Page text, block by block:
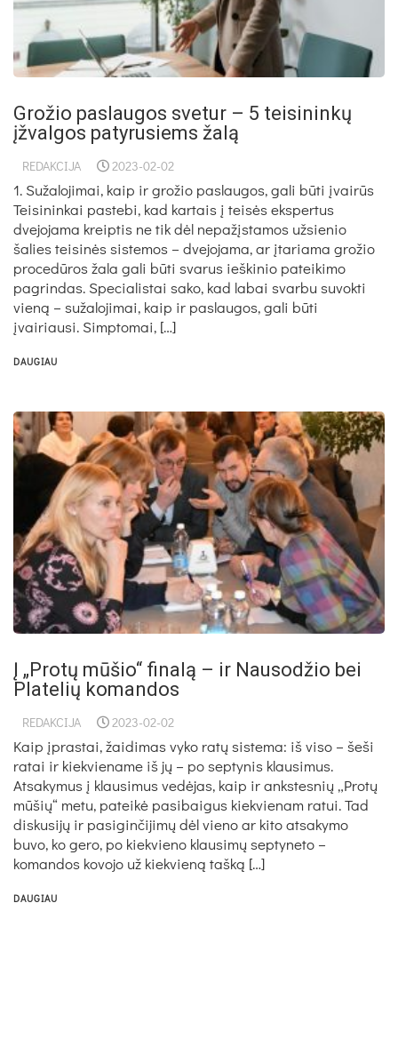
Grožio paslaugos svetur – 5 teisininkų
įžvalgos patyrusiems žalą
REDAKCIJA 2023-02-02
1. Sužalojimai, kaip ir grožio paslaugos, gali būti įvairūs
Teisininkai pastebi, kad kartais į teisės ekspertus
dvejojama kreiptis ne tik dėl nepažįstamos užsienio
šalies teisinės sistemos – dvejojama, ar įtariama grožio
procedūros žala gali būti svarus ieškinio pateikimo
pagrindas. Specialistai sako, kad labai svarbu suvokti
vieną – sužalojimai, kaip ir paslaugos, gali būti
įvairiausi. Simptomai, […]
DAUGIAU
Į „Protų mūšio“ finalą – ir Nausodžio bei
Platelių komandos
REDAKCIJA 2023-02-02
Kaip įprastai, žaidimas vyko ratų sistema: iš viso – šeši
ratai ir kiekviename iš jų – po septynis klausimus.
Atsakymus į klausimus vedėjas, kaip ir ankstesnių „Protų
mūšių“ metu, pateikė pasibaigus kiekvienam ratui. Tad
diskusijų ir pasiginčijimų dėl vieno ar kito atsakymo
buvo, ko gero, po kiekvieno klausimų septyneto –
komandos kovojo už kiekvieną tašką […]
DAUGIAU